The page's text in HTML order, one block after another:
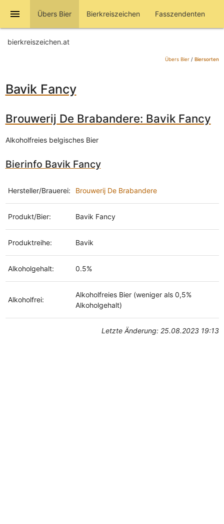
menu Übers Bier Bierkreiszeichen Fasszendenten
bierkreiszeichen.at
Übers Bier/ Biersorten
Bavik Fancy
Brouwerij De Brabandere: Bavik Fancy
Alkoholfreies belgisches Bier
Bierinfo Bavik Fancy
Hersteller/Brauerei: Brouwerij De Brabandere
Produkt/Bier: Bavik Fancy
Produktreihe: Bavik
Alkoholgehalt: 0.5%
Alkoholfrei:
Alkoholfreies Bier (weniger als 0,5%
Alkoholgehalt)
Letzte Änderung: 25.08.2023 19:13